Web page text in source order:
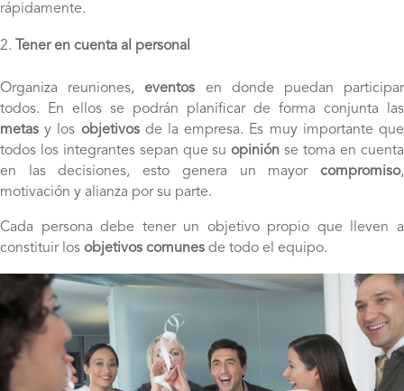
rápidamente.
Tener en cuenta al personal
Organiza reuniones, eventos en
donde puedan participar
todos. En ellos se podrán planificar de forma conjunta las
metas y los objetivosde la empresa. Es muy importante que
todos los integrantes sepan que suopinión se toma en cuenta
en las decisiones, esto genera un mayor compromiso,
motivación y alianza por su parte.
Cada persona debe tener un objetivo propio que lleven a
constituir los objetivos comunes de todo el equipo.